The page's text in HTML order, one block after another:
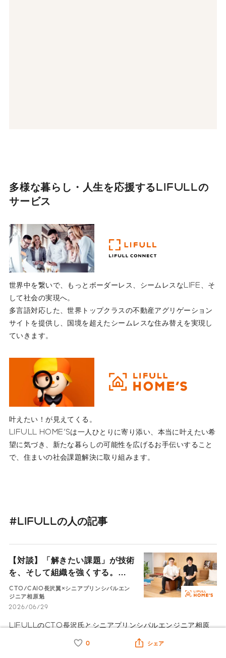
多様な暮らし・人生を応援するLIFULLの
サービス
世界中を繋いで、もっとボーダーレス、シームレスなLIFE、そ
して社会の実現へ。
多言語対応した、世界トップクラスの不動産アグリゲーション
サイトを提供し、国境を超えたシームレスな住み替えを実現し
ていきます。
叶えたい！が見えてくる。
LIFULL HOME'Sは一人ひとりに寄り添い、本当に叶えたい希
望に気づき、新たな暮らしの可能性を広げるお手伝いすること
で、住まいの社会課題解決に取り組みます。
0 シェア
#LIFULLの人の記事
【対談】「解きたい課題」が技術
を、そして組織を強くする。
LIFULLの「経営をリードするエ
ンジニア」
CTO/CAIO長沢翼×シニアプリンシパルエン
ジニア相原魁
2026/06/29
LIFULLのCTO長沢氏とシニアプリンシパルエンジニア相原
直談判し、今やビジネスを支える土台へとスケールさせた軌跡